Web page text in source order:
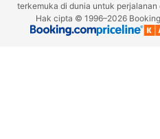
terkemuka di dunia untuk
Hak cipta © 1996–2026